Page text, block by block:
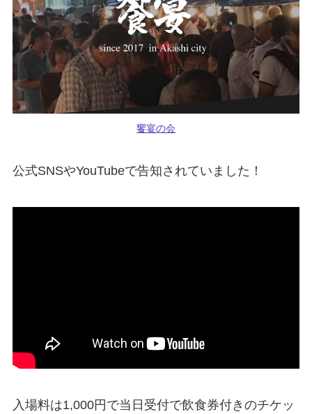
饗宴の会
公式SNSやYouTubeで告知されていました！
入場料は1,000円で当日受付で飲食券付きのチケッ